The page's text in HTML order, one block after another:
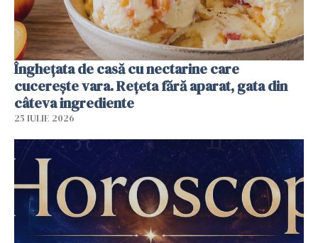
Înghețata de casă cu nectarine care
cucerește vara. Rețeta fără aparat, gata din
câteva ingrediente
25 IULIE 2026